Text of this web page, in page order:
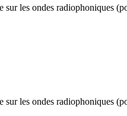
les ondes radiophoniques
les ondes radiophoniques